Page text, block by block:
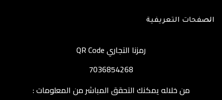
الصفحات التعريفية
رمزنا التجاري QR Code
7036854268
من خلاله يمكنك التحقق المباشر من المعلومات :